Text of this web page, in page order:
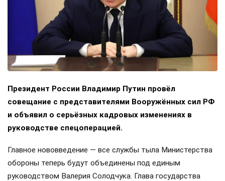
Президент России Владимир Путин провёл
совещание с представителями Вооружённых сил РФ
и объявил о серьёзных кадровых изменениях в
руководстве спецоперацией.
Главное нововведение — все службы тыла Министерства
обороны теперь будут объединены под единым
руководством Валерия Солодчука. Глава государства